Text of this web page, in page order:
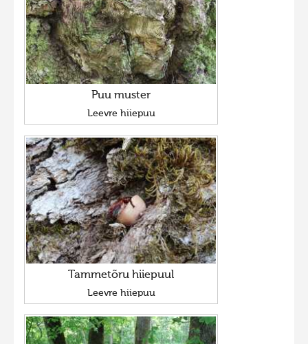
Puu muster
Leevre hiiepuu
Tammetõru hiiepuul
Leevre hiiepuu